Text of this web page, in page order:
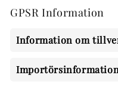
GPSR Information
Information om
Importörsinformation